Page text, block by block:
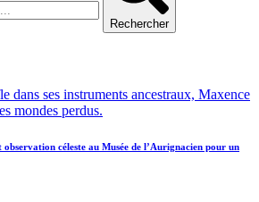
Rechercher
céleste au Musée de l’Aurignacien pour un